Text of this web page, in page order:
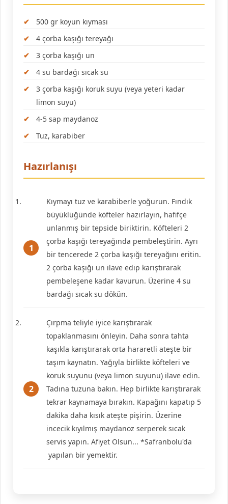
500 gr koyun kıyması
4 çorba kaşığı tereyağı
3 çorba kaşığı un
4 su bardağı sıcak su
3 çorba kaşığı koruk suyu (veya yeteri kadar
limon suyu)
4-5 sap maydanoz
Tuz, karabiber
Hazırlanışı
Kıymayı tuz ve karabiberle yoğurun. Fındık
büyüklüğünde köfteler hazırlayın, hafifçe
unlanmış bir tepside biriktirin. Köfteleri 2
çorba kaşığı tereyağında pembeleştirin. Ayrı
bir tencerede 2 çorba kaşığı tereyağını eritin.
2 çorba kaşığı un ilave edip karıştırarak
pembeleşene kadar kavurun. Üzerine 4 su
bardağı sıcak su dökün.
Çırpma teliyle iyice karıştırarak
topaklanmasını önleyin. Daha sonra tahta
kaşıkla karıştırarak orta hararetli ateşte bir
taşım kaynatın. Yağıyla birlikte köfteleri ve
koruk suyunu (veya limon suyunu) ilave edin.
Tadına tuzuna bakın. Hep birlikte karıştırarak
tekrar kaynamaya bırakın. Kapağını kapatıp 5
dakika daha kısık ateşte pişirin. Üzerine
incecik kıyılmış maydanoz serperek sıcak
servis yapın. Afiyet Olsun... *Safranbolu'da
yapılan bir yemektir.